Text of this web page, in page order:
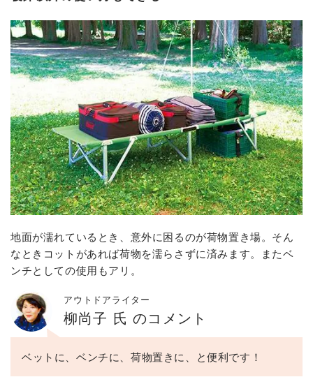
地面が濡れているとき、意外に困るのが荷物置き場。そん
なときコットがあれば荷物を濡らさずに済みます。またベ
ンチとしての使用もアリ。
アウトドアライター
柳尚子 氏 のコメント
ベットに、ベンチに、荷物置きに、と便利です！